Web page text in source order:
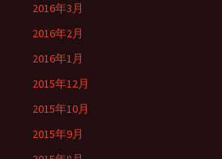
2016年3月
2016年2月
2016年1月
2015年12月
2015年10月
2015年9月